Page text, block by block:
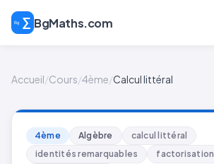
BgMaths.com
Accueil/Cours/4ème/Calcul littéral
4ème Algèbre
calcul littéral
identités remarquables
factorisation